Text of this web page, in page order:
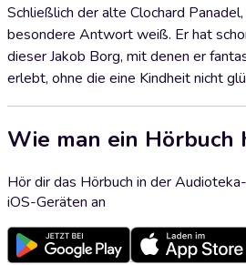
Schließlich der alte Clochard
besondere Antwort weiß. Er hat
dieser Jakob Borg, mit denen er
erlebt, ohne die eine Kindheit nicht
Wie man ein Hörbuch
Hör dir das Hörbuch in der
iOS-Geräten an